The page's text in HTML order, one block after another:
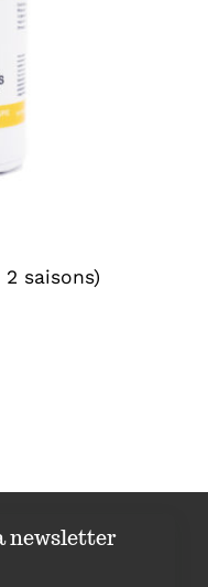
2 saisons)
newsletter